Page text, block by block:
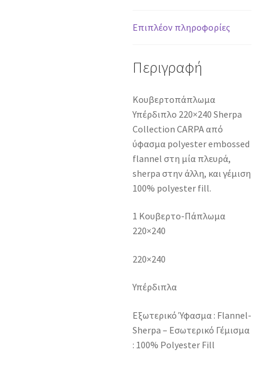
Επιπλέον πληροφορίες
Περιγραφή
Κουβερτοπάπλωμα
Υπέρδιπλο 220×240 Sherpa
Collection CARPA από
ύφασμα polyester embossed
flannel στη μία πλευρά,
sherpa στην άλλη, και γέμιση
100% polyester fill.
1 Κουβερτο-Πάπλωμα
220×240
220×240
Υπέρδιπλα
Εξωτερικό Ύφασμα : Flannel-
Sherpa – Εσωτερικό Γέμισμα
: 100% Polyester Fill